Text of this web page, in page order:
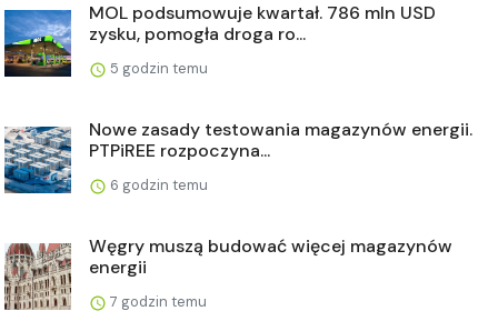
MOL podsumowuje kwartał. 786 mln USD
zysku, pomogła droga ro...
5 godzin temu
Nowe zasady testowania magazynów energii.
PTPiREE rozpoczyna...
6 godzin temu
Węgry muszą budować więcej magazynów
energii
7 godzin temu